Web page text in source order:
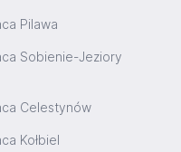
Pilawa
Sobienie-Jeziory
Celestynów
Kołbiel